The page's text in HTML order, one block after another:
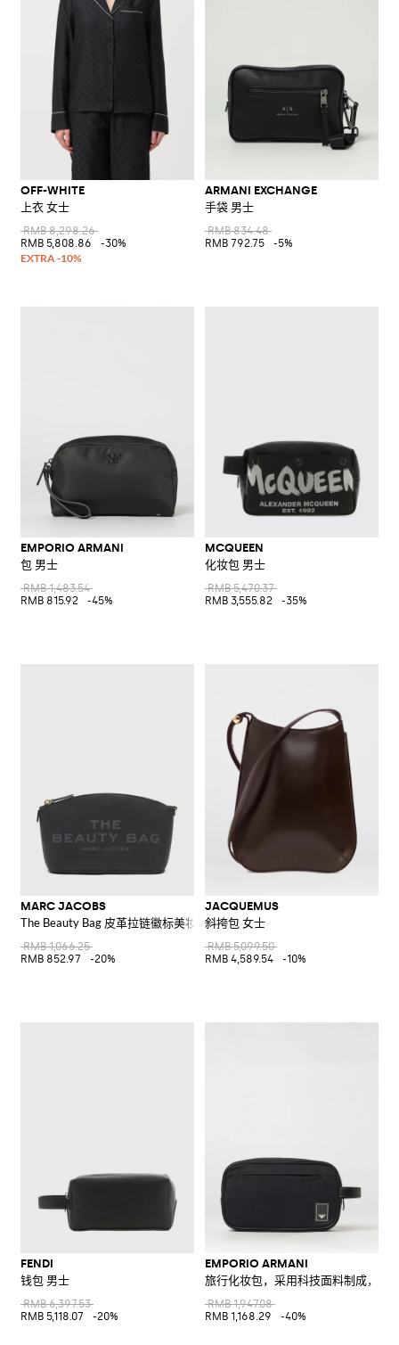
OFF-WHITE
上衣 女士
RMB 8,298.26
RMB 5,808.86
-30%
ARMANI EXCHANGE
手袋 男士
RMB 834.48
RMB 792.75
-5%
EMPORIO ARMANI
包 男士
RMB 1,483.54
RMB 815.92
-45%
MCQUEEN
化妆包 男士
RMB 5,470.37
RMB 3,555.82
-35%
MARC JACOBS
The Beauty Bag 皮革拉链徽标美妆包
RMB 1,066.25
RMB 852.97
-20%
JACQUEMUS
斜挎包 女士
RMB 5,099.50
RMB 4,589.54
-10%
FENDI
钱包 男士
RMB 6,397.53
RMB 5,118.07
-20%
EMPORIO ARMANI
旅行化妆包，采用科技面料制成，饰
RMB 1,947.08
RMB 1,168.29
-40%